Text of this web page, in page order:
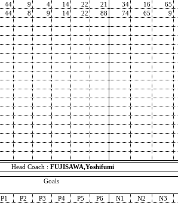
44 9 4 14 22 21 34 16 65
44 8 9 14 22 88 74 65 9
Head Coach : FUJISAWA,Yoshifumi
Goals
P1 P2 P3 P4 P5 P6 N1 N2 N3